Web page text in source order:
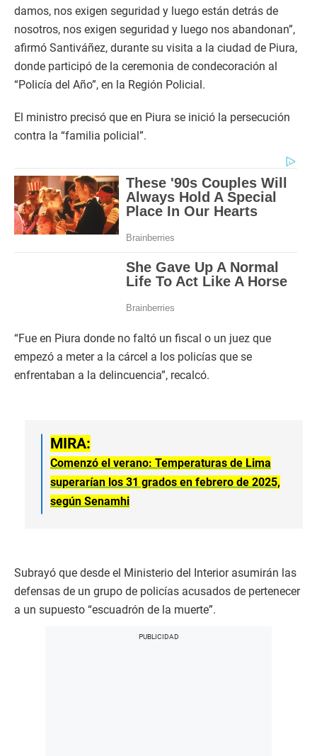
damos, nos exigen seguridad y luego están detrás de
nosotros, nos exigen seguridad y luego nos abandonan”,
afirmó Santiváñez, durante su visita a la ciudad de Piura,
donde participó de la ceremonia de condecoración al
“Policía del Año”, en la Región Policial.
El ministro precisó que en Piura se inició la persecución
contra la “familia policial”.
“Fue en Piura donde no faltó un fiscal o un juez que
empezó a meter a la cárcel a los policías que se
enfrentaban a la delincuencia”, recalcó.
MIRA:
Comenzó el verano: Temperaturas de Lima
superarían los 31 grados en febrero de 2025,
según Senamhi
Subrayó que desde el Ministerio del Interior asumirán las
defensas de un grupo de policías acusados de pertenecer
a un supuesto “escuadrón de la muerte”.